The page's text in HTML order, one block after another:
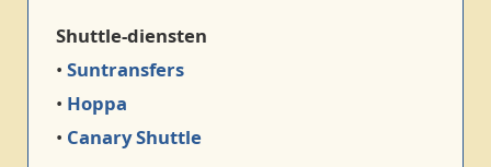
Shuttle‑diensten
• Suntransfers
• Hoppa
• Canary Shuttle